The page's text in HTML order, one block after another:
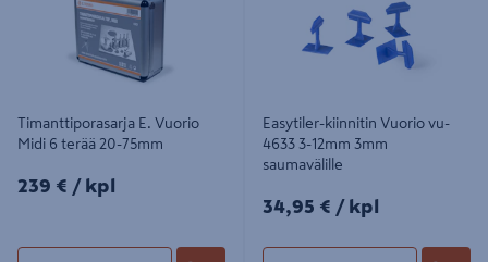
Timanttiporasarja E. Vuorio
Midi 6 terää 20-75mm
239€/kpl
239 € / kpl
Easytiler-kiinnitin Vuorio vu-
4633 3-12mm 3mm
saumavälille
34,95€/kpl
34,95 € / kpl